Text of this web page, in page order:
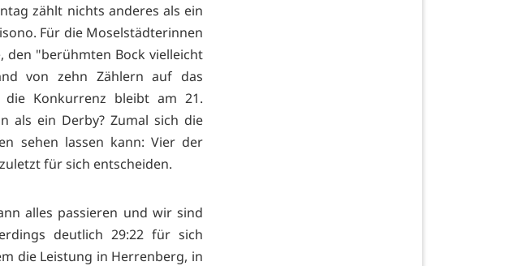
zählt nichts anderes als ein
Für die Moselstädterinnen
den "berühmten Bock vielleicht
von zehn Zählern auf das
Konkurrenz bleibt am 21.
als ein Derby? Zumal sich die
sehen lassen kann: Vier der
für sich entscheiden.
alles passieren und wir sind
deutlich 29:22 für sich
die Leistung in Herrenberg, in